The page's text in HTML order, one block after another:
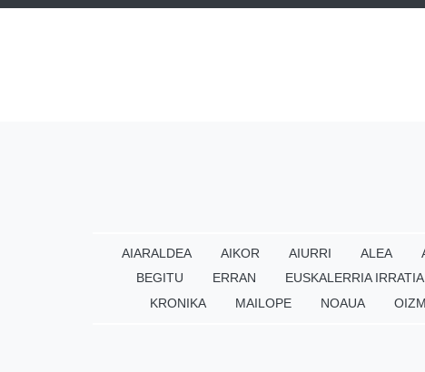
AIARALDEA AIKOR AIURRI ALEA
BEGITU
ERRAN EUSKALERRIA IRRATIA
KRONIKA
MAILOPE NOAUA